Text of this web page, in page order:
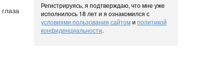
Регистрируясь, я подтверждаю, что мне уже
исполнилось 18 лет и я ознакомился с
условиями пользования сайтоми политикой
конфиденциальности.